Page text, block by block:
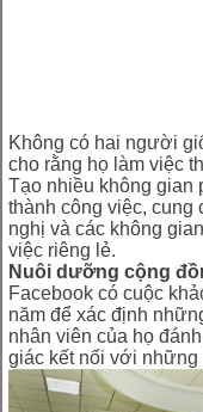
Không có hai người
cho rằng họ làm việc
Tạo nhiều không gian
thành công việc, cung
nghị và các không
việc riêng lẻ.
Nuôi dưỡng cộng
Facebook có cuộc
năm để xác định
nhân viên của họ
giác kết nối với